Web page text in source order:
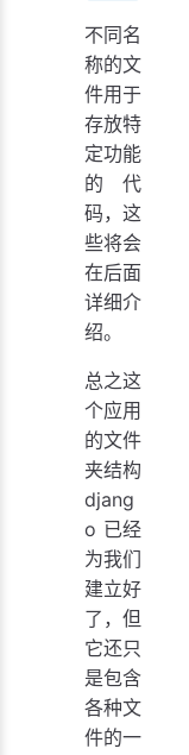
不同名
称的文
件用于
存放特
定功能
的代
码，这
些将会
在后面
详细介
绍。
总之这
个应用
的文件
夹结构
djang
o 已经
为我们
建立好
了，但
它还只
是包含
各种文
件的一